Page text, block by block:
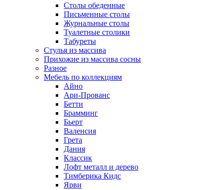
Столы обеденные
Письменные столы
Журнальные столы
Туалетные столики
Табуреты
Стулья из массива
Прихожие из массива сосны
Разное
Мебель по коллекциям
Айно
Ари-Прованс
Бетти
Брамминг
Бьерт
Валенсия
Грета
Дания
Классик
Лофт металл и дерево
Тимберика Кидс
Ярви